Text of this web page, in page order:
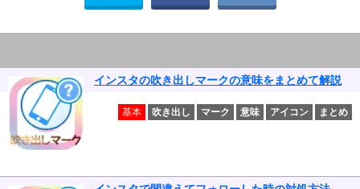
インスタの吹き出しマークの意味をまとめて解説
基本 吹き出し マーク 意味 アイコン まとめ